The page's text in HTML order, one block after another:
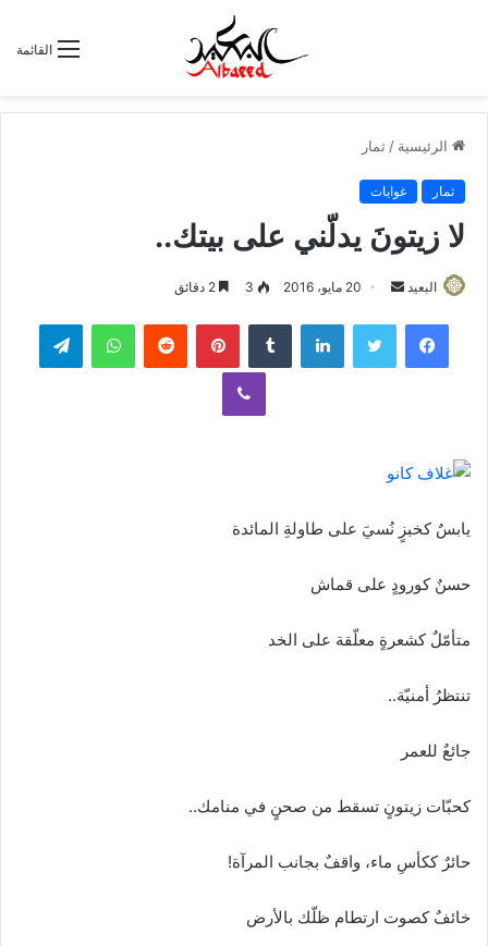
القائمة
الرئيسية / ثمار
ثمار غوايات
لا زيتونَ يدلّني على بيتك..
البعيد
س
ل
د
إ
و
ي
20 مايو، 2016 3
لينكدإن بينتيريست واتساب
ڤايبر
يابسٌ كخبزٍ نُسيَ على طاولةِ المائدة
حسنٌ كورودٍ على قماش
متأمّلٌ كشعرةٍ معلّقة على الخد
تنتظرُ أمنيّة..
جائعٌ للعمر
كحبّات زيتونٍ تسقط من صحنٍ في منامك..
حائرٌ ككأسِ ماء، واقفٌ بجانب المرآة!
خائفٌ كصوت ارتطام ظلّك بالأرض